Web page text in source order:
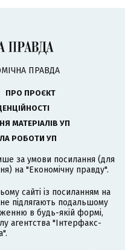
ПРАВДА
ПРО ПРОЄКТ
МАТЕРІАЛІВ УП
РОБОТИ УП
за умови посилання (для
на "Економічну правду".
сайті із посиланням на
підлягають подальшому
в будь-якій формі,
агентства "Інтерфакс-